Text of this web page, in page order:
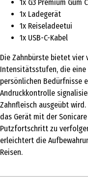
1x G3 Premium Gum
1x Ladegerät
1x Reiseladeetui
1x USB-C-Kabel
Die Zahnbürste bietet vier
Intensitätsstufen, die eine
persönlichen Bedürfnisse
Andruckkontrolle
Zahnfleisch ausgeübt
das Gerät mit der
Putzfortschritt zu
erleichtert die
Reisen.